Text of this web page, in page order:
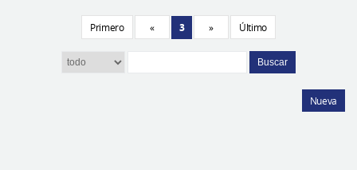
Primero « 3 » Último
Buscar
Nueva